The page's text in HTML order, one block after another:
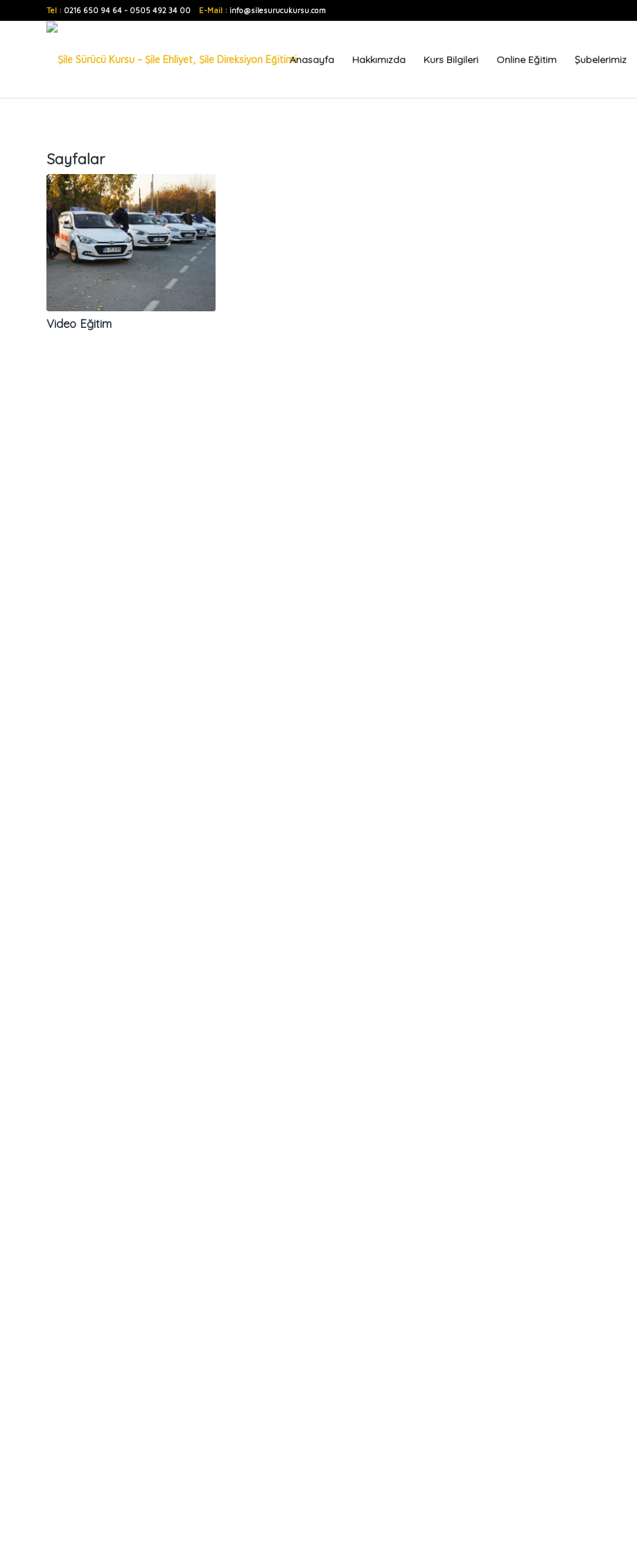
Tel : 0216 650 94 64 - 0505 492 34 00 E-Mail : info@silesurucukursu.com
Anasayfa Hakkımızda Kurs Bilgileri Online Eğitim Şubelerimiz
Sayfalar
Video Eğitim